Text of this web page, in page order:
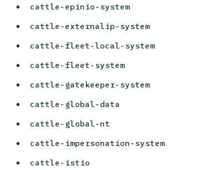
cattle-epinio-system
cattle-externalip-system
cattle-fleet-local-system
cattle-fleet-system
cattle-gatekeeper-system
cattle-global-data
cattle-global-nt
cattle-impersonation-system
cattle-istio